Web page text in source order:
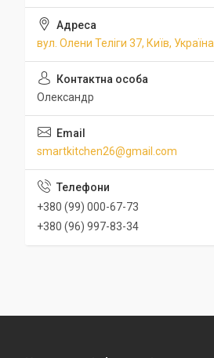
вул. Олени Теліги 37, Київ, Україна
Олександр
smartkitchen26@gmail.com
+380 (99) 000-67-73
+380 (96) 997-83-34